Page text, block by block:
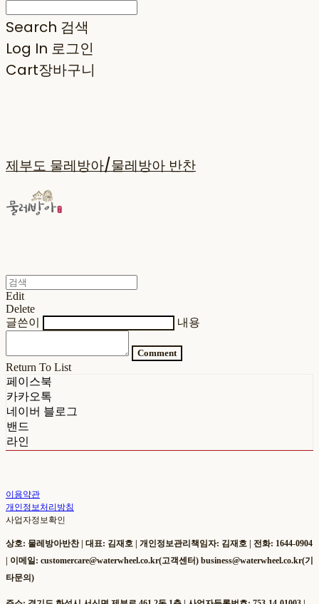
Search 검색
Log In 로그인
Cart장바구니
제부도 물레방아/물레방아 반찬
Edit
Delete
글쓴이
내용
Comment
Return To List
페이스북
카카오톡
네이버 블로그
밴드
라인
이용약관
개인정보처리방침
사업자정보확인
상호: 물레방아반찬 | 대표: 김재호 | 개인정보관리책임자: 김재호 | 전화: 1644-0904
| 이메일: customercare@waterwheel.co.kr(고객센터) business@waterwheel.co.kr(기
타문의)